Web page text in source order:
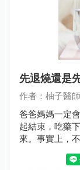
先退燒還是
作者：柚子醫師
爸爸媽媽一定
起結束，吃藥
來。事實上，